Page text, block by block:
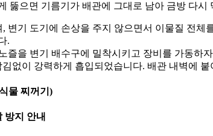
뚫으면 기름기가 배관에 그대로 남아 금방 다시
변기 도기에 손상을 주지 않으면서 이물질 전체
.
즐을 변기 배수구에 밀착시키고 장비를 가동하
없이 강력하게 흡입되었습니다. 배관 내벽에
물 찌꺼기)
방지 안내